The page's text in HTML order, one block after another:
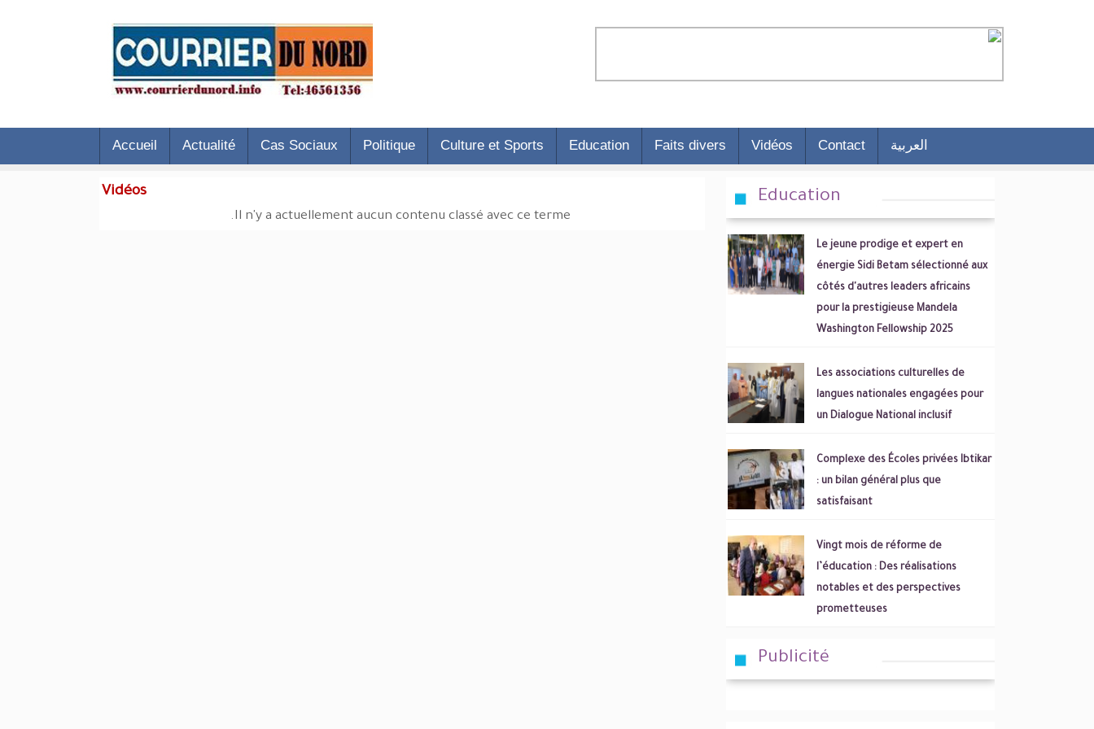
Accueil Actualité Cas Sociaux Politique Culture et Sports Education Faits divers Vidéos Contact العربية
Vidéos
Il n'y a actuellement aucun contenu classé avec ce terme.
Education
Le jeune prodige et expert en
énergie Sidi Betam sélectionné aux
côtés d'autres leaders africains
pour la prestigieuse Mandela
Washington Fellowship 2025
Les associations culturelles de
langues nationales engagées pour
un Dialogue National inclusif
Complexe des Écoles privées Ibtikar
: un bilan général plus que
satisfaisant
Vingt mois de réforme de
l’éducation : Des réalisations
notables et des perspectives
prometteuses
Publicité